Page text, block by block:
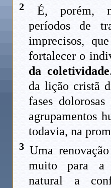
2 É, porém,
períodos de
imprecisos,
fortalecer o
da coletividade
da lição cristã
fases
agrupamentos
todavia, na
3 Uma
muito para a
natural a